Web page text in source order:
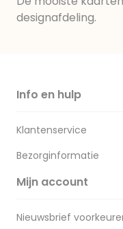
designafdeling.
Info en hulp
Klantenservice
Bezorginformatie
Mijn account
Nieuwsbrief